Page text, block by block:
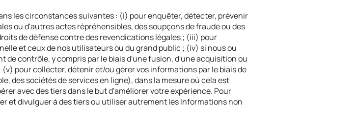
les circonstances suivantes : (i) pour enquêter, détecter, prévenir
ou d'autres actes répréhensibles, des soupçons de fraude ou des
de défense contre des revendications légales ; (iii) pour
et ceux de nos utilisateurs ou du grand public ; (iv) si nous ou
contrôle, y compris par le biais d'une fusion, d'une acquisition ou
pour collecter, détenir et/ou gérer vos informations par le biais de
des sociétés de services en ligne), dans la mesure où cela est
avec des tiers dans le but d'améliorer votre expérience. Pour
et divulguer à des tiers ou utiliser autrement les Informations non